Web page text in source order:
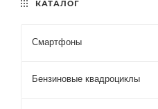
КАТАЛОГ
Смартфоны
Бензиновые квадроциклы